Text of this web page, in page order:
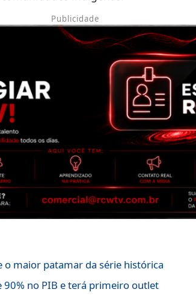
Publicidade
maior patamar da série histórica
90% no PIB e terá primeiro outlet